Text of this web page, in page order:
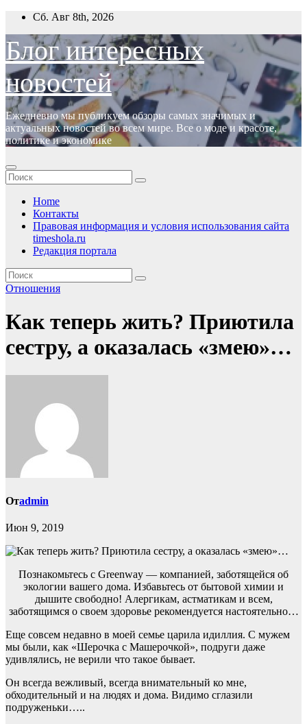
Перейти
содержимому
Сб. Авг 8th, 2026
Блог интересных
новостей
Ежедневно мы публикуем обзоры самых значимых и
актуальных новостей во всем мире. Все о моде и красоте,
политике и экономике
Home
Контакты
Правовая информация и условия использования сайта
timeshola.ru
Редакция портала
Отношения
Как теперь жить? Приютила
сестру, а оказалась «змею»…
Отadmin
Июн 9, 2019
Познакомьтесь с Greenway — компанией, заботящейся об
экологии вашего дома. Избавьтесь от бытовой химии и
дышите свободно! Алергикам, астматикам и всем,
заботящимся о своем здоровье рекомендуется настоятельно…
Еще совсем недавно в моей семье царила идиллия. С мужем
мы были, как «Шерочка с Машерочкой», подруги даже
удивлялись, не верили что такое бывает.
Он всегда вежливый, всегда внимательный ко мне,
обходительный и на людях и дома. Видимо сглазили
подруженьки…..